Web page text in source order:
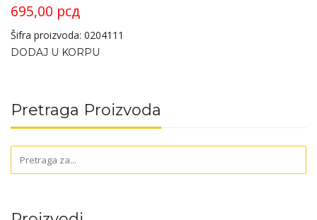
695,00 рсд
Šifra proizvoda: 0204111
DODAJ U KORPU
Pretraga Proizvoda